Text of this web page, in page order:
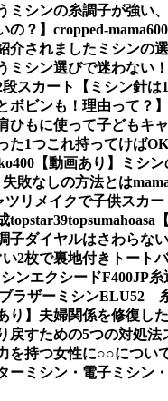
ミシンの糸調子が強い
の？】 cropped-
介されました ミシンの
ミシン選びで迷わない！
スカート
【ミシン針
ボビンも！理由って？】
ひもに使って子どもキ
た1つこれ持ってけば
【動画あり】ミシ
敗なしの方法とは
ツリメイクで子供スカ
topstar39topsumahoasa
子ダイヤルはさわらな
い2枚で裏地付きトート
ンエクシードF400JP
ブラザーミシンELU52
】 夫婦関係を修復し
戻すための5つの対処法
を持つ女性に○○につい
ーミシン・電子ミシン